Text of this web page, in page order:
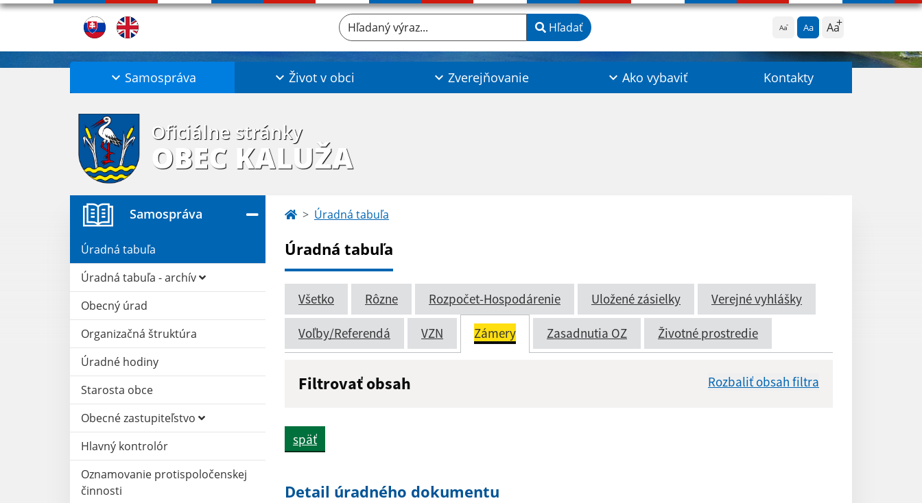
Aa Aa Aa
Hľadaný výraz... Hľadať
Samospráva Život v obci Zverejňovanie Ako vybaviť Kontakty
Oficiálne stránky
OBEC KALUŽA
Samospráva
Úradná tabuľa
Úradná tabuľa - archív
Obecný úrad
Organizačná štruktúra
Úradné hodiny
Starosta obce
Obecné zastupiteľstvo
Hlavný kontrolór
Oznamovanie protispoločenskej
činnosti
Úradná tabuľa
Úradná tabuľa
Všetko Rôzne Rozpočet-Hospodárenie Uložené zásielky Verejné vyhlášky
Voľby/Referendá VZN Zámery Zasadnutia OZ Životné prostredie
Filtrovať obsah Rozbaliť obsah filtra
späť
Detail úradného dokumentu